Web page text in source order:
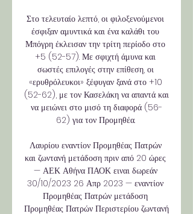
Στο τελευταίο λεπτό, οι φιλοξενούμενοι
έσφιξαν αμυντικά και ένα καλάθι του
Μπόγρη έκλεισαν την τρίτη περίοδο στο
+5 (52-57). Με σφιχτή άμυνα και
σωστές επιλογές στην επίθεση, οι
«ερυθρόλευκοι» ξέφυγαν ξανά στο +10
(52-62), με τον Κασελάκη να απαντά και
να μειώνει στο μισό τη διαφορά (56-
62) για τον Προμηθέα.
Λαυρίου εναντίον Προμηθέας Πατρών
και ζωντανή μετάδοση πριν από 20 ώρες
— ΑΕΚ Αθήνα ΠΑΟΚ ειναι δωρεάν
30/10/2023 26 Απρ 2023 — εναντίον
Προμηθέας Πατρών μετάδοση
Προμηθέας Πατρών Περιστερίου ζωντανή